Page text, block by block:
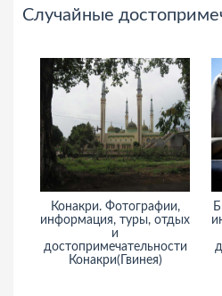
Случайные
Конакри. Фотографии,
информация, туры, отдых
и
достопримечательности
Конакри(Гвинея)